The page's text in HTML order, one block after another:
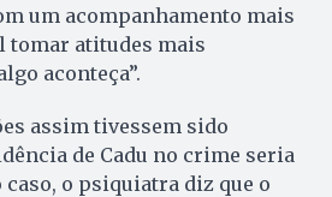
um acompanhamento mais
tomar atitudes mais
aconteça”.
assim tivessem sido
de Cadu no crime seria
o psiquiatra diz que o